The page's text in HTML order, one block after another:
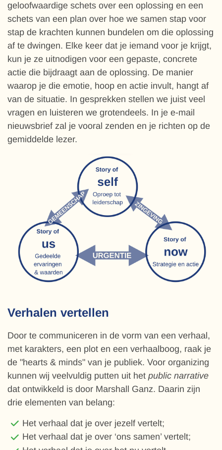
geloofwaardige schets over een oplossing en een
schets van een plan over hoe we samen stap voor
stap de krachten kunnen bundelen om die oplossing
af te dwingen. Elke keer dat je iemand voor je krijgt,
kun je ze uitnodigen voor een gepaste, concrete
actie die bijdraagt aan de oplossing. De manier
waarop je die emotie, hoop en actie invult, hangt af
van de situatie. In gesprekken stellen we juist veel
vragen en luisteren we grotendeels. In je e-mail
nieuwsbrief zal je vooral zenden en je richten op de
gemiddelde lezer.
Verhalen vertellen
Door te communiceren in de vorm van een verhaal,
met karakters, een plot en een verhaalboog, raak je
de "hearts & minds" van je publiek. Voor organizing
kunnen wij veelvuldig putten uit het public narrative
dat ontwikkeld is door Marshall Ganz. Daarin zijn
drie elementen van belang:
Het verhaal dat je over jezelf vertelt;
Het verhaal dat je over ‘ons samen’ vertelt;